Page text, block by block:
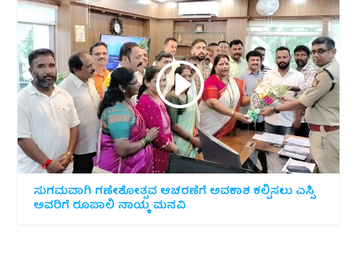
ಸುಗಮವಾಗಿ ಗಣೇಶೋತ್ಸವ ಆಚರಣೆಗೆ ಅವಕಾಶ ಕಲ್ಪಿಸಲು ಎಸ್ಪಿ
ಅವರಿಗೆ ರೂಪಾಲಿ ನಾಯ್ಕ ಮನವಿ